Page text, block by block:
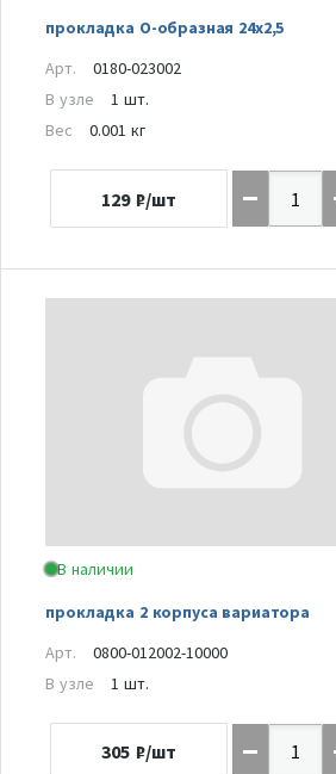
прокладка О-образная 24х2,5
Арт.
0180-023002
В узле
1 шт.
Вес
0.001 кг
129 ₽/шт
В наличии
прокладка 2 корпуса вариатора
Арт.
0800-012002-10000
В узле
1 шт.
305 ₽/шт